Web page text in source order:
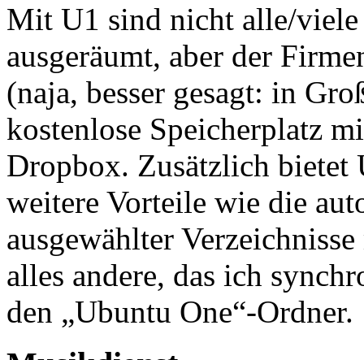
Mit U1 sind nicht alle/viele
ausgeräumt, aber der
(naja, besser gesagt: in
kostenlose Speicherplatz
Dropbox. Zusätzlich bietet
weitere Vorteile wie die
ausgewählter
alles andere, das ich
den „Ubuntu One“-Ordner.